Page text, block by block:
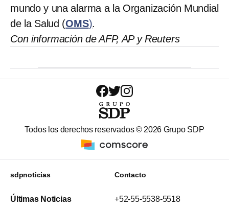
mundo y una alarma a la Organización Mundial
de la Salud (OMS).
Con información de AFP, AP y Reuters
Todos los derechos reservados © 2026 Grupo SDP
sdpnoticias
Últimas Noticias
Contacto
+52-55-5538-5518